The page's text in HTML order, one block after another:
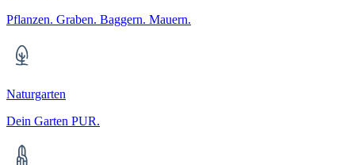
Pflanzen. Graben. Baggern. Mauern.
Naturgarten
Dein Garten PUR.